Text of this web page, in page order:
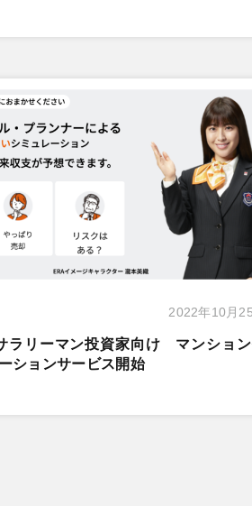
2022年10月
ラリーマン投資家向け マンショ
ションサービス開始